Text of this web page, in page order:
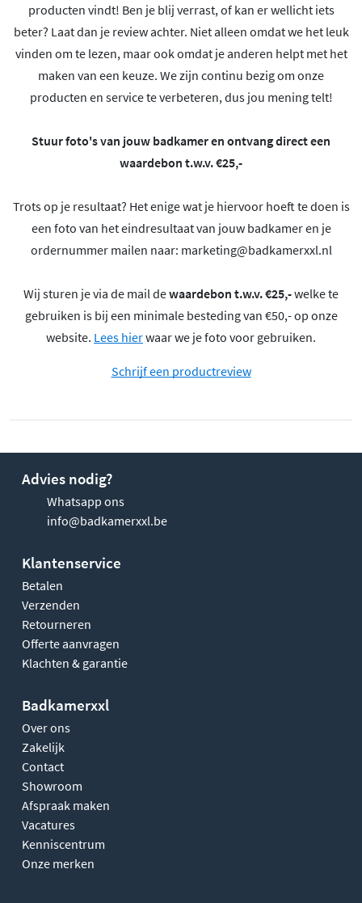
producten vindt! Ben je blij verrast, of kan er wellicht iets
beter? Laat dan je review achter. Niet alleen omdat we het leuk
vinden om te lezen, maar ook omdat je anderen helpt met het
maken van een keuze. We zijn continu bezig om onze
producten en service te verbeteren, dus jou mening telt!
Stuur foto's van jouw badkamer en ontvang direct een
waardebon t.w.v. €25,-
Trots op je resultaat? Het enige wat je hiervoor hoeft te doen is
een foto van het eindresultaat van jouw badkamer en je
ordernummer mailen naar: marketing@badkamerxxl.nl
Wij sturen je via de mail dewaardebon t.w.v. €25,-welke te
gebruiken is bij een minimale besteding van €50,- op onze
website. Lees hierwaar we je foto voor gebruiken.
Schrijf een productreview
Advies nodig?
Whatsapp ons
info@badkamerxxl.be
Klantenservice
Betalen
Verzenden
Retourneren
Offerte aanvragen
Klachten & garantie
Badkamerxxl
Over ons
Zakelijk
Contact
Showroom
Afspraak maken
Vacatures
Kenniscentrum
Onze merken